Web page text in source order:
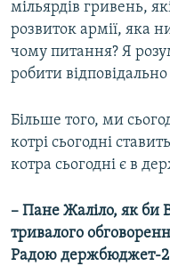
мільярдів гривень,
розвиток армії, яка
чому питання? Я
робити
Більше того, ми
котрі сьогодні
котра сьогодні є в
– Пане Жаліло, як би
тривалого
Радою держбюджет-